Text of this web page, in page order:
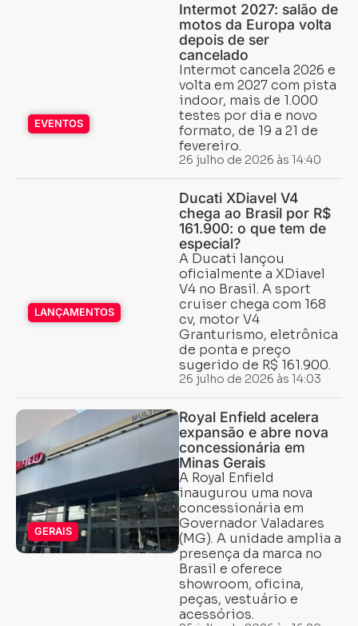
EVENTOS
Intermot 2027: salão de
motos da Europa volta
depois de ser
cancelado
Intermot cancela 2026 e
volta em 2027 com pista
indoor, mais de 1.000
testes por dia e novo
formato, de 19 a 21 de
fevereiro.
26 julho de 2026 às 14:40
LANÇAMENTOS
Ducati XDiavel V4
chega ao Brasil por R$
161.900: o que tem de
especial?
A Ducati lançou
oficialmente a XDiavel
V4 no Brasil. A sport
cruiser chega com 168
cv, motor V4
Granturismo, eletrônica
de ponta e preço
sugerido de R$ 161.900.
26 julho de 2026 às 14:03
GERAIS
Royal Enfield acelera
expansão e abre nova
concessionária em
Minas Gerais
A Royal Enfield
inaugurou uma nova
concessionária em
Governador Valadares
(MG). A unidade amplia a
presença da marca no
Brasil e oferece
showroom, oficina,
peças, vestuário e
acessórios.